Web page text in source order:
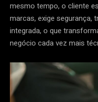
mesmo tempo, o cliente
marcas, exige segurança,
integrada, o que
negócio cada vez mais